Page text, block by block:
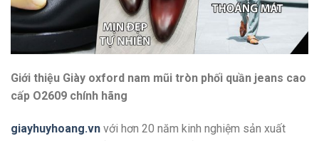
Giới thiệu Giày oxford nam mũi tròn phối quần jeans cao
cấp O2609 chính hãng
giayhuyhoang.vn với hơn 20 năm kinh nghiệm sản xuất